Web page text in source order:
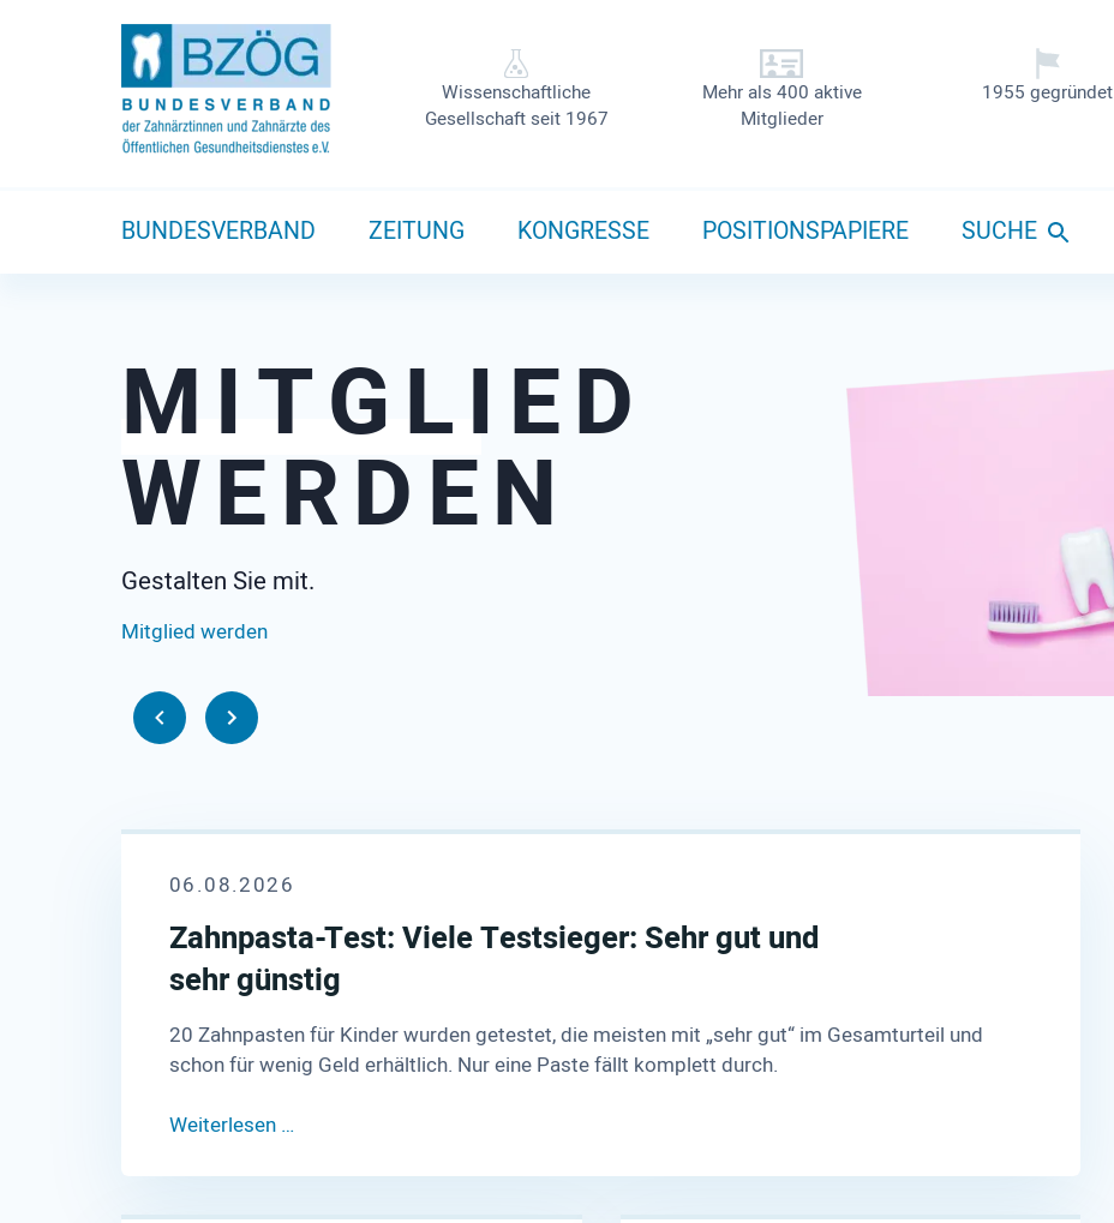
Wissenschaftliche
Gesellschaft seit 1967
Mehr als 400 aktive
Mitglieder
1955 gegründet
BUNDESVERBAND ZEITUNG KONGRESSE POSITIONSPAPIERE SUCHE
MITGLIED
WERDEN
Gestalten Sie mit.
Mitglied werden
06.08.2026
Zahnpasta-Test: Viele Testsieger: Sehr gut und
sehr günstig
20 Zahnpasten für Kinder wurden getestet, die meisten mit „sehr gut“ im Gesamturteil und
schon für wenig Geld erhältlich. Nur eine Paste fällt komplett durch.
Weiterlesen …